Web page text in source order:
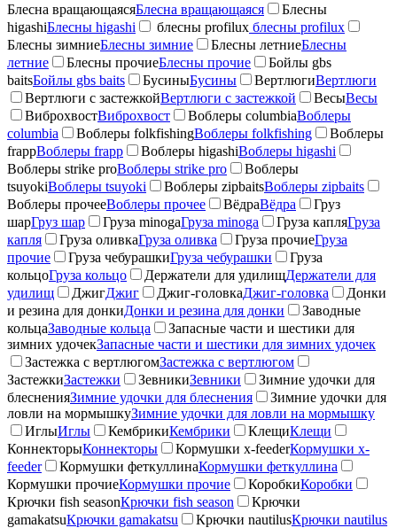
Блесна вращающаясяБлесна вращающаяся
Блесны
higashiБлесны higashi блесны profilux блесны profilux
Блесны зимниеБлесны зимние Блесны летниеБлесны
летние
Блесны прочиеБлесны прочие
Бойлы gbs
baitsБойлы gbs baits БусиныБусины ВертлюгиВертлюги
Вертлюги с застежкойВертлюги с застежкой ВесыВесы
ВиброхвостВиброхвост Воблеры columbiaВоблеры
columbia
Воблеры folkfishingВоблеры folkfishing
Воблеры
frappВоблеры frapp Воблеры higashiВоблеры higashi
Воблеры strike proВоблеры strike pro
Воблеры
tsuyokiВоблеры tsuyoki Воблеры zipbaitsВоблеры zipbaits
Воблеры прочееВоблеры прочее ВёдраВёдра
Груз
шарГруз шар Груза minogaГруза minoga Груза капляГруза
капля
Груза оливкаГруза оливка Груза прочиеГруза
прочие
Груза чебурашкиГруза чебурашки
Груза
кольцоГруза кольцо Держатели для удилищДержатели для
удилищ
ДжигДжиг Джиг-головкаДжиг-головка
Донки
и резина для донкиДонки и резина для донки
Заводные
кольцаЗаводные кольца
Запасные части и шестики для
зимних удочекЗапасные части и шестики для зимних удочек
Застежка с вертлюгомЗастежка с вертлюгом
ЗастежкиЗастежки ЗевникиЗевники
Зимние удочки для
блесненияЗимние удочки для блеснения
Зимние удочки для
ловли на мормышкуЗимние удочки для ловли на мормышку
ИглыИглы КембрикиКембрики КлещиКлещи
КоннекторыКоннекторы Кормушки x-feederКормушки x-
feeder
Кормушки феткуллинаКормушки феткуллина
Кормушки прочиеКормушки прочие КоробкиКоробки
Крючки fish seasonКрючки fish season
Крючки
gamakatsuКрючки gamakatsu Крючки nautilusКрючки nautilus